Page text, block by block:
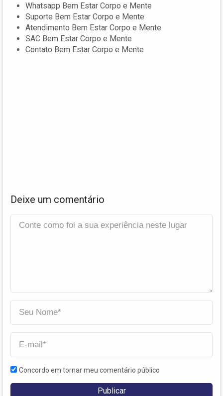
Whatsapp Bem Estar Corpo e Mente
Suporte Bem Estar Corpo e Mente
Atendimento Bem Estar Corpo e Mente
SAC Bem Estar Corpo e Mente
Contato Bem Estar Corpo e Mente
Deixe um comentário
Concordo em tornar meu comentário público